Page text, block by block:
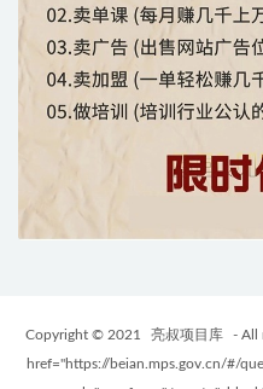
Copyright © 2021 亮叔项目库 - All
href="https://beian.mps.gov.cn/#/